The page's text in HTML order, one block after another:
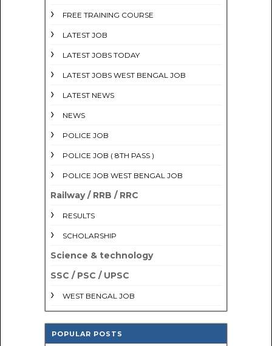
FREE TRAINING COURSE
LATEST JOB
LATEST JOBS TODAY
LATEST JOBS WEST BENGAL JOB
LATEST NEWS
NEWS
POLICE JOB
POLICE JOB ( 8TH PASS )
POLICE JOB WEST BENGAL JOB
Railway / RRB / RRC
RESULTS
SCHOLARSHIP
Science & technology
SSC / PSC / UPSC
WEST BENGAL JOB
POPULAR POSTS